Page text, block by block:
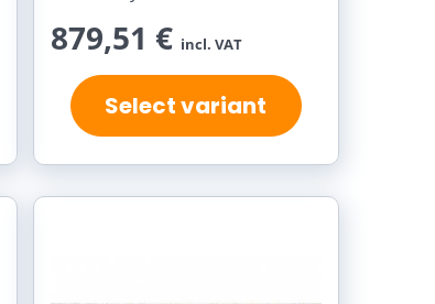
879,51 € incl. VAT
Select variant